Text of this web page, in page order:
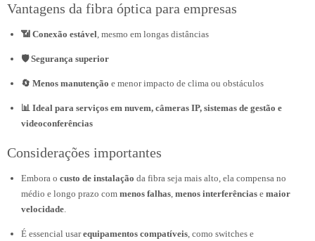
Vantagens da fibra óptica para empresas
📶 Conexão estável, mesmo em longas distâncias
🛡️ Segurança superior
🔄 Menos manutenção e menor impacto de clima ou obstáculos
📊 Ideal para serviços em nuvem, câmeras IP, sistemas de gestão e
videoconferências
Considerações importantes
Embora o custo de instalação da fibra seja mais alto, ela compensa no
médio e longo prazo com menos falhas, menos interferências e maior
velocidade.
É essencial usarequipamentos compatíveis, como switches e